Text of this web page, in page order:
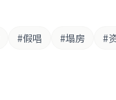
#假唱 #塌房 #